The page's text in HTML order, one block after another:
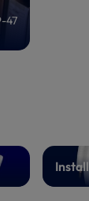
47